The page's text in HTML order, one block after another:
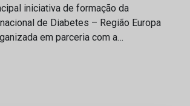
iniciativa de formação da
de Diabetes – Região Europa
em parceria com a…